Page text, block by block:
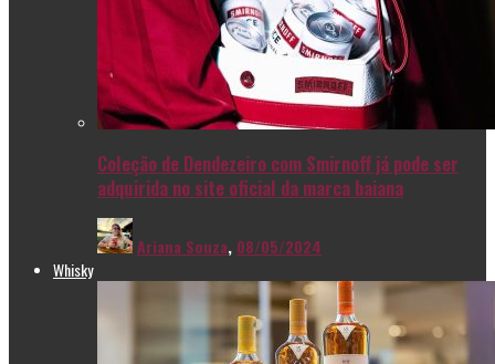
Coleção de Dendezeiro com Smirnoff já pode ser
adquirida no site oficial da marca baiana
Ariana Souza, 08/05/2024
Whisky